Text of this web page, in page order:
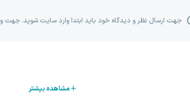
جهت ارسال نظر و دیدگاه خود باید ابتدا وارد سایت شوید. جهت
مشاهده بیشتر